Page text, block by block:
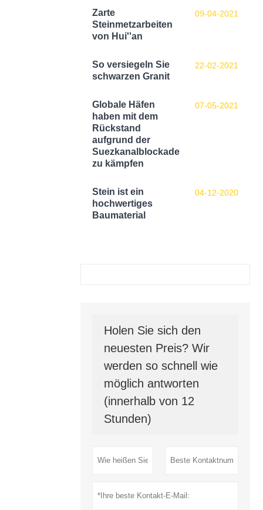
09-04-2021
Zarte
Steinmetzarbeiten
von Hui''an
22-02-2021
So versiegeln Sie
schwarzen Granit
07-05-2021
Globale Häfen
haben mit dem
Rückstand
aufgrund der
Suezkanalblockade
zu kämpfen
04-12-2020
Stein ist ein
hochwertiges
Baumaterial
Holen Sie sich den
neuesten Preis? Wir
werden so schnell wie
möglich antworten
(innerhalb von 12
Stunden)